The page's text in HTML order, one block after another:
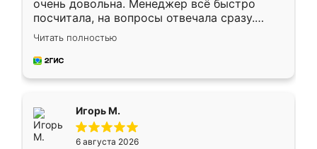
очень довольна. Менеджер всё быстро
посчитала, на вопросы отвечала сразу.
Замерщик приехал в субботу, подошёл к
делу со всей ответственностью. Собрали
за день, ребята работали аккуратно, даже
Читать полностью
Игорь М.
6 августа 2026